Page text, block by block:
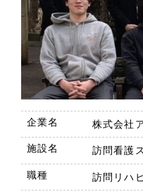
企業名 株式会社
施設名 訪問看護
職種 訪問リハ